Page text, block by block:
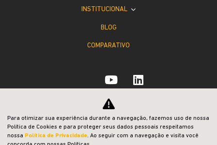
INSTITUCIONAL
BLOG
COMPARATIVO
Desacelere. Seu bem maior é a vida.
Para otimizar sua experiência durante a navegação, fazemos uso de nossa
Política de Cookies e para proteger seus dados pessoais respeitamos
nossa Política de Privacidade. Ao seguir com a navegação e visita você